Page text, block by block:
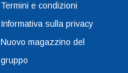
Termini e condizioni
Informativa sulla privacy
Nuovo magazzino del
gruppo